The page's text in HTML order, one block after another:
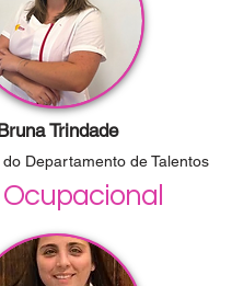
Trindade
Departamento de Talentos